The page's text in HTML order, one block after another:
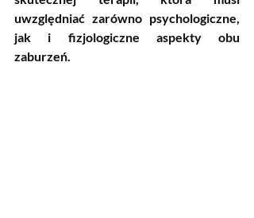
uwzględniać zarówno psychologiczne,
jak i fizjologiczne aspekty obu
zaburzeń.